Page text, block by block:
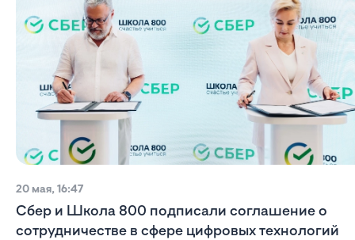
20 мая, 16:47
Сбер и Школа 800 подписали соглашение о
сотрудничестве в сфере цифровых технологий